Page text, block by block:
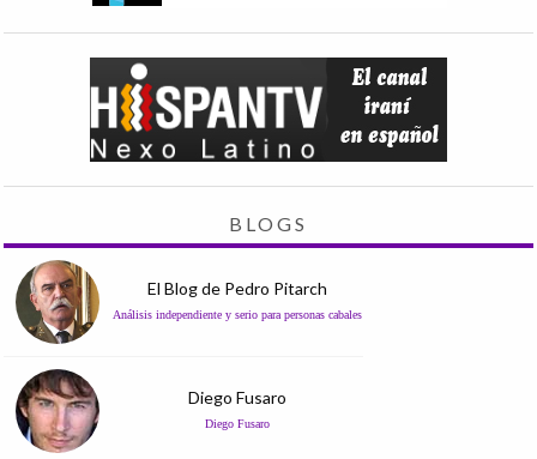
BLOGS
El Blog de Pedro Pitarch
Análisis independiente y serio para personas cabales
Diego Fusaro
Diego Fusaro